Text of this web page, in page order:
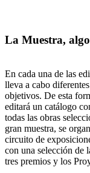
La Muestra,
En cada una de las
lleva a cabo
objetivos. De esta
editará un catálogo
todas las obras
gran muestra, se
circuito de
con una selección de
tres premios y los